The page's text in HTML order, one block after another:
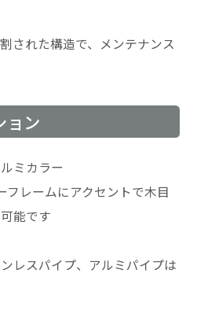
された構造で、メンテナンス
ョン
ミカラー
フレームにアクセントで木目
能です
レスパイプ、アルミパイプは